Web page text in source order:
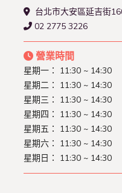
台北市大安區延吉街
02 2775 3226
營業時間
星期一： 11:30 ~ 14:30
星期二： 11:30 ~ 14:30
星期三： 11:30 ~ 14:30
星期四： 11:30 ~ 14:30
星期五： 11:30 ~ 14:30
星期六： 11:30 ~ 14:30
星期日： 11:30 ~ 14:30